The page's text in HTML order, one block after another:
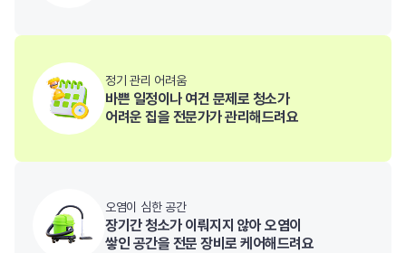
정기 관리 어려움
바쁜 일정이나 여건 문제로 청소가
어려운 집을 전문가가 관리해드려요
오염이 심한 공간
장기간 청소가 이뤄지지 않아 오염이
쌓인 공간을 전문 장비로 케어해드려요